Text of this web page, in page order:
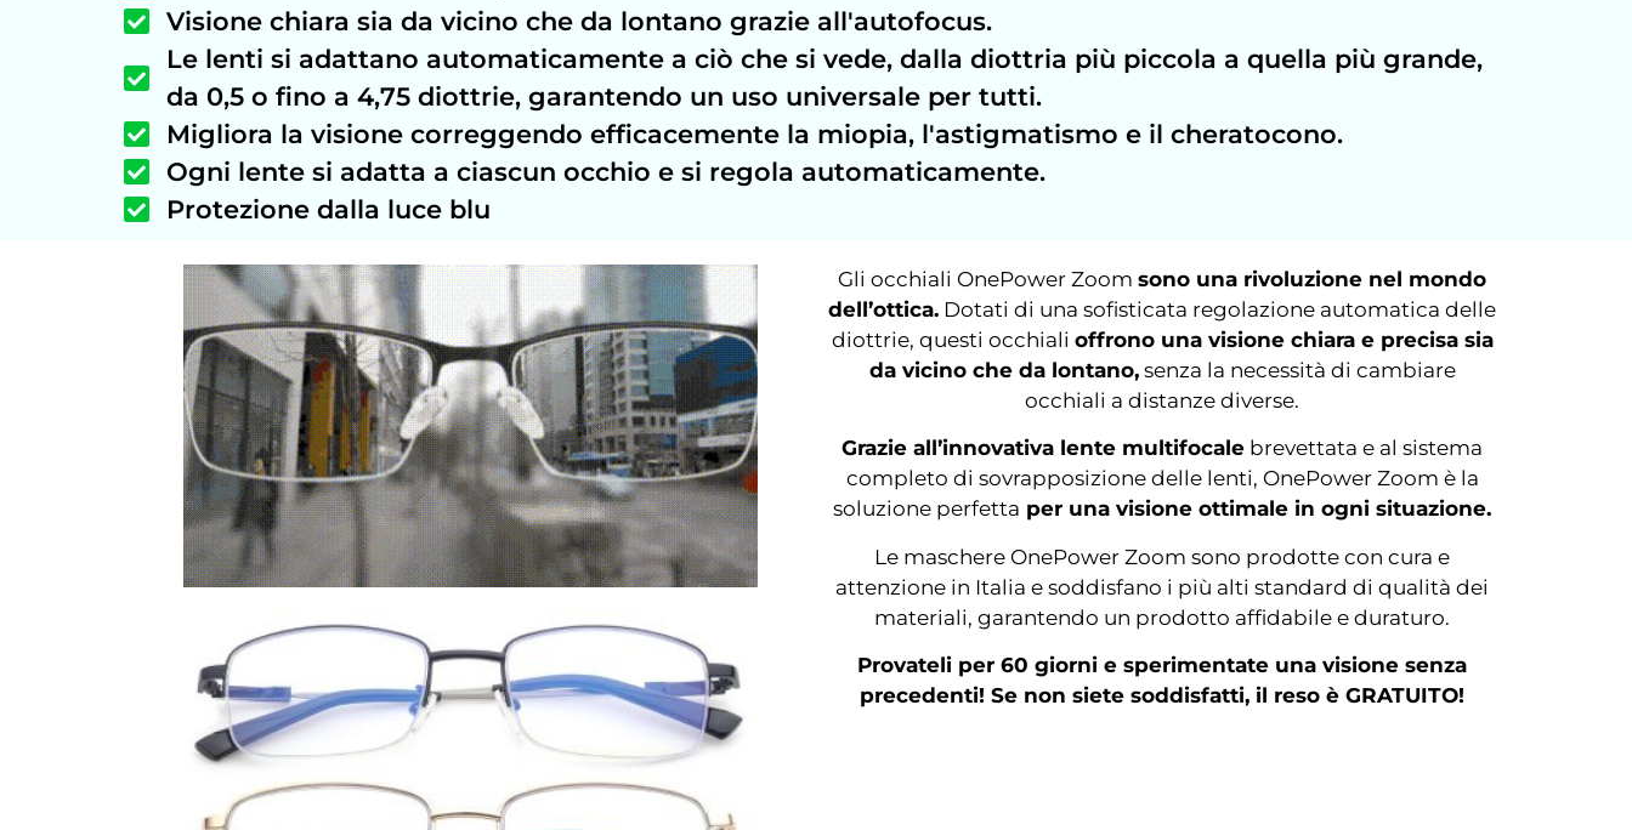
Visione chiara sia da vicino che da lontano grazie all'autofocus.
Le lenti si adattano automaticamente a ciò che si vede, dalla diottria più piccola a quella più grande,
da 0,5 o fino a 4,75 diottrie, garantendo un uso universale per tutti.
Migliora la visione correggendo efficacemente la miopia, l'astigmatismo e il cheratocono.
Ogni lente si adatta a ciascun occhio e si regola automaticamente.
Protezione dalla luce blu
Gli occhiali OnePower Zoom sono una rivoluzione nel mondo
dell’ottica. Dotati di una sofisticata regolazione automatica delle
diottrie, questi occhiali offrono una visione chiara e precisa sia
da vicino che da lontano,senza la necessità di cambiare
occhiali a distanze diverse.
Grazie all’innovativa lente multifocale brevettata e al sistema
completo di sovrapposizione delle lenti, OnePower Zoom è la
soluzione perfetta per una visione ottimale in ogni situazione.
Le maschere OnePower Zoom sono prodotte con cura e
attenzione in Italia e soddisfano i più alti standard di qualità dei
materiali, garantendo un prodotto affidabile e duraturo.
Provateli per 60 giorni e sperimentate una visione senza
precedenti! Se non siete soddisfatti, il reso è GRATUITO!